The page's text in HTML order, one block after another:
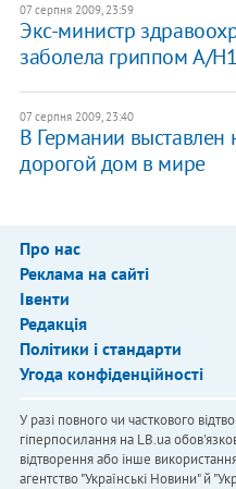
07 серпня 2009, 23:59
Экс-министр
заболела гриппом A/
07 серпня 2009, 23:40
В Германии
дорогой дом в мире
Про нас
Реклама на сайті
Івенти
Редакція
Політики і стандарти
Угода конфіденційності
У разі повного чи часткового
гіперпосилання на LB.ua
відтворення або інше
агентство "Українськi Новини" й